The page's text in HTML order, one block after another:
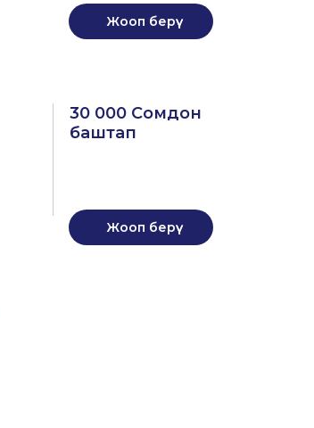
Жооп берүү
30 000 Сомдон
баштап
Жооп берүү